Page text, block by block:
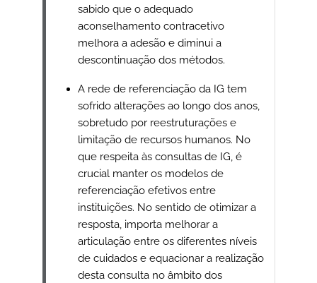
sabido que o adequado
aconselhamento contracetivo
melhora a adesão e diminui a
descontinuação dos métodos.
A rede de referenciação da IG tem
sofrido alterações ao longo dos anos,
sobretudo por reestruturações e
limitação de recursos humanos. No
que respeita às consultas de IG, é
crucial manter os modelos de
referenciação efetivos entre
instituições. No sentido de otimizar a
resposta, importa melhorar a
articulação entre os diferentes níveis
de cuidados e equacionar a realização
desta consulta no âmbito dos